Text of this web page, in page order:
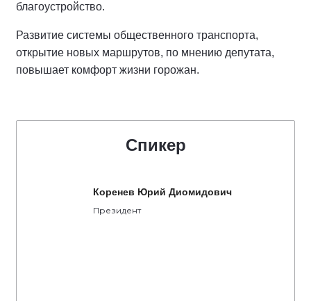
благоустройство.
Развитие системы общественного транспорта,
открытие новых маршрутов, по мнению депутата,
повышает комфорт жизни горожан.
Спикер
Коренев Юрий Диомидович
Президент